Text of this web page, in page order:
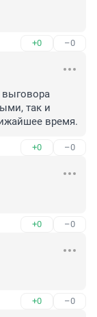
+0 –0
выговора
так и
время.
+0 –0
+0 –0
+0 –0